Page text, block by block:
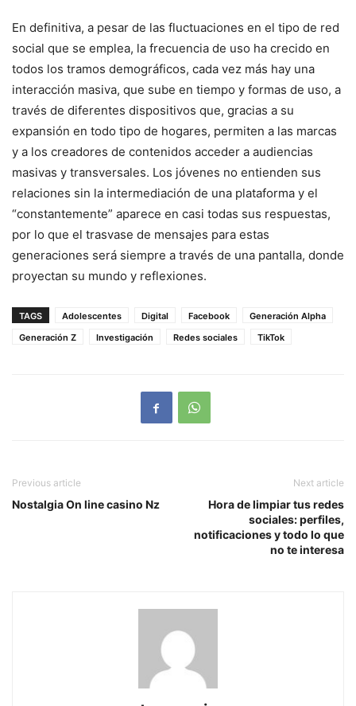
En definitiva, a pesar de las fluctuaciones en el tipo de red
social que se emplea, la frecuencia de uso ha crecido en
todos los tramos demográficos, cada vez más hay una
interacción masiva, que sube en tiempo y formas de uso, a
través de diferentes dispositivos que, gracias a su
expansión en todo tipo de hogares, permiten a las marcas
y a los creadores de contenidos acceder a audiencias
masivas y transversales. Los jóvenes no entienden sus
relaciones sin la intermediación de una plataforma y el
“constantemente” aparece en casi todas sus respuestas,
por lo que el trasvase de mensajes para estas
generaciones será siempre a través de una pantalla, donde
proyectan su mundo y reflexiones.
TAGS Adolescentes Digital Facebook
Generación Alpha
Generación Z
Investigación Redes sociales TikTok
Previous article
Nostalgia On line casino Nz
Next article
Hora de limpiar tus redes
sociales: perfiles,
notificaciones y todo lo que
no te interesa